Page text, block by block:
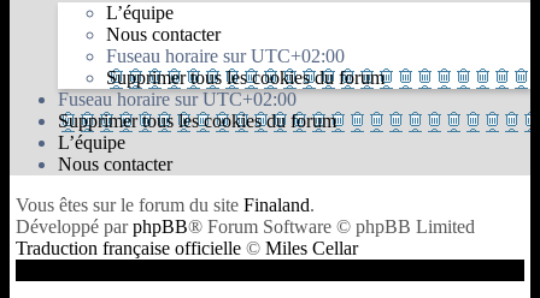
L’équipe
Nous contacter
Fuseau horaire surUTC+02:00
Supprimer tous les cookies du forum
Fuseau horaire surUTC+02:00
Supprimer tous les cookies du forum
L’équipe
Nous contacter
Vous êtes sur le forum du site Finaland.
Développé parphpBB® Forum Software © phpBB Limited
Traduction française officielle © Miles Cellar